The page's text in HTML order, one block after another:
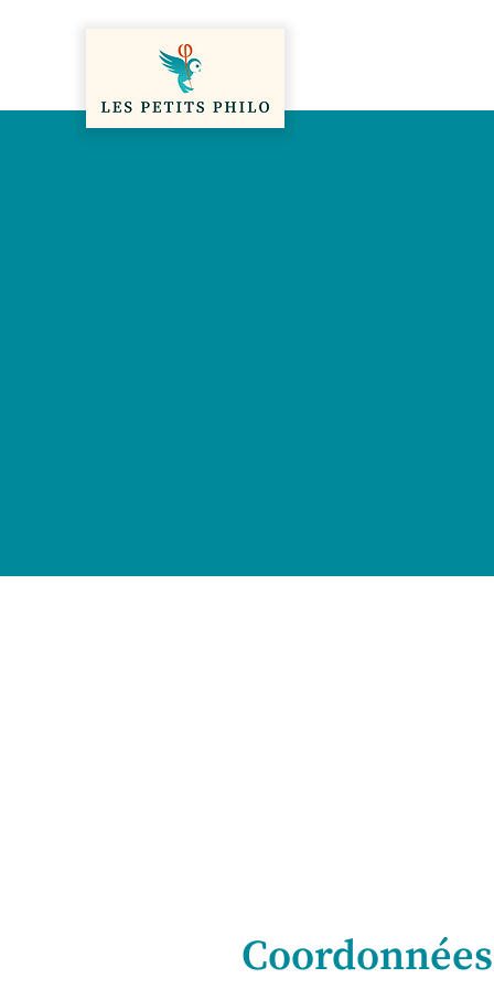
Coordonnées